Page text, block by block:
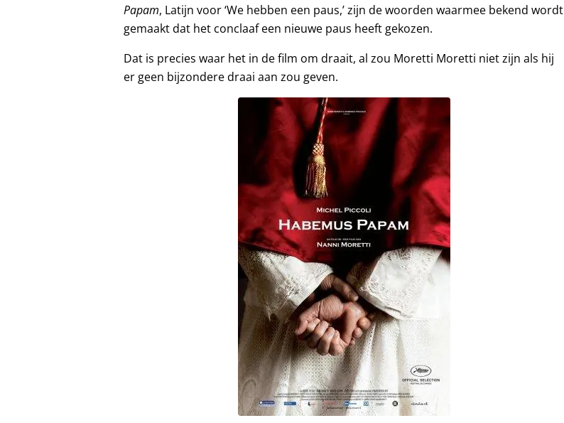
Papam, Latijn voor ‘We hebben een paus,’ zijn de woorden waarmee bekend wordt
gemaakt dat het conclaaf een nieuwe paus heeft gekozen.
Dat is precies waar het in de film om draait, al zou Moretti Moretti niet zijn als hij
er geen bijzondere draai aan zou geven.